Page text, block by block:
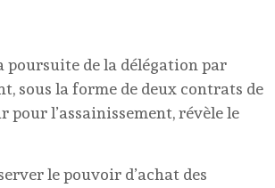
poursuite de la délégation par
sous la forme de deux contrats de
pour l’assainissement, révèle le
le pouvoir d’achat des